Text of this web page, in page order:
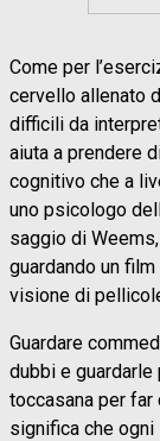
Come per
cervello allenato
difficili da
aiuta a prendere
cognitivo che a
uno psicologo
saggio di
guardando un
visione di
Guardare
dubbi e
toccasana per
significa che